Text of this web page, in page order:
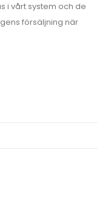
i vårt system och de
försäljning när